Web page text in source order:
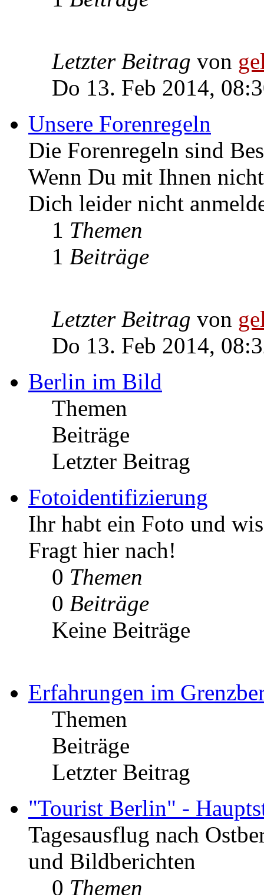
Letzter Beitrag von
Do 13. Feb 2014,
Unsere Forenregeln
Die Forenregeln sind
Wenn Du mit Ihnen
Dich leider nicht
1 Themen
1 Beiträge
Letzter Beitrag von
Do 13. Feb 2014,
Berlin im Bild
Themen
Beiträge
Letzter Beitrag
Fotoidentifizierung
Ihr habt ein Foto und
Fragt hier nach!
0 Themen
0 Beiträge
Keine Beiträge
Erfahrungen im
Themen
Beiträge
Letzter Beitrag
"Tourist Berlin" -
Tagesausflug nach
und Bildberichten
0 Themen